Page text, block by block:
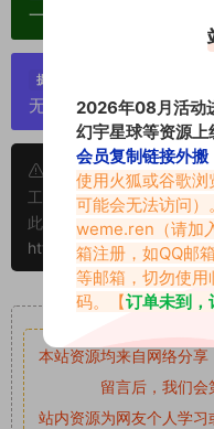
一归档方便收藏！
提示：
严禁搬运资源
无露点、需求请绕道，关
申明：本文资源均来源
工单处理。
此外本文章皆属于原创文
https://www.vmiba.com/
本站资源均来自网络分
留言后，我们会
站内资源为网友个人学
2026年08月活动
幻宇星球等资源上
会员复制链接外搬
使用火狐或谷歌
可能会无法访问）
weme.ren （请
箱注册，如QQ邮
等邮箱，切勿使
码。【订单未到，